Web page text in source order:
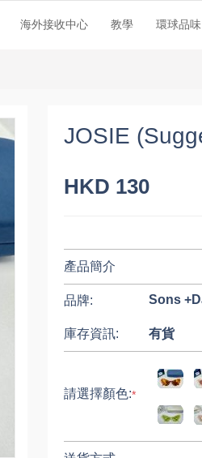
海外接收中心 教學 環球品味
JOSIE
HKD 130
產品簡介
品牌: Sons
庫存資訊: 有貨
請選擇顏色:*